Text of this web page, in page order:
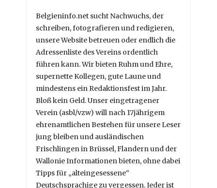
Belgieninfo.net sucht Nachwuchs, der
schreiben, fotografieren und redigieren,
unsere Website betreuen oder endlich die
Adressenliste des Vereins ordentlich
führen kann. Wir bieten Ruhm und Ehre,
supernette Kollegen, gute Laune und
mindestens ein Redaktionsfest im Jahr.
Bloß kein Geld. Unser eingetragener
Verein (asbl/vzw) will nach 17jährigem
ehrenamtlichen Bestehen für unsere Leser
jung bleiben und ausländischen
Frischlingen in Brüssel, Flandern und der
Wallonie Informationen bieten, ohne dabei
Tipps für „alteingesessene“
Deutschsprachige zu vergessen. Jeder ist